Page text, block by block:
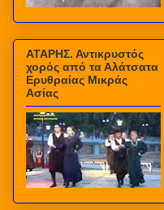
ΑΤΑΡΗΣ. Αντικρυστός
χορός από τα Αλάτσατα
Ερυθραίας Μικράς
Ασίας